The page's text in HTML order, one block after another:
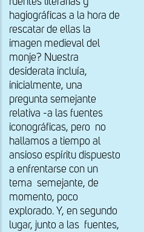
hagiográficas a la hora de
rescatar de ellas la
imagen medieval del
monje? Nuestra
desiderata incluía,
inicialmente, una
pregunta semejante
relativa -a las fuentes
iconográficas, pero no
hallamos a tiempo al
ansioso espíritu dispuesto
a enfrentarse con un
tema semejante, de
momento, poco
explorado. Y, en segundo
lugar, junto a las fuentes,